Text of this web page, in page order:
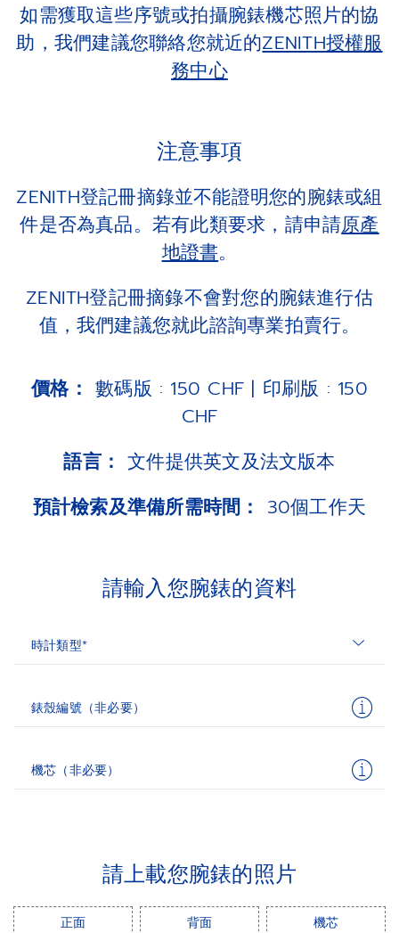
如需獲取這些序號或拍攝腕錶機芯照片的協
助，我們建議您聯絡您就近的ZENITH授權服
務中心
注意事項
ZENITH登記冊摘錄並不能證明您的腕錶或組
件是否為真品。若有此類要求，請申請原產
地證書。
ZENITH登記冊摘錄不會對您的腕錶進行估
值，我們建議您就此諮詢專業拍賣行。
價格： 數碼版 : 150 CHF | 印刷版 : 150
CHF
語言： 文件提供英文及法文版本
預計檢索及準備所需時間： 30個工作天
請輸入您腕錶的資料
時計類型*
錶殼編號（非必要）
機芯（非必要）
請上載您腕錶的照片
正面 背面 機芯